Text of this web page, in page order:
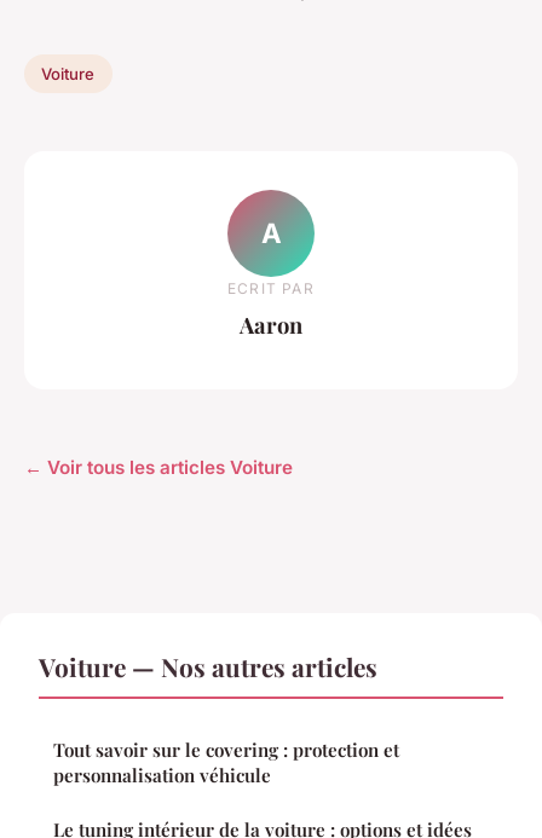
Voiture
A
ECRIT PAR
Aaron
← Voir tous les articles Voiture
Voiture — Nos autres articles
Tout savoir sur le covering : protection et
personnalisation véhicule
Le tuning intérieur de la voiture : options et idées